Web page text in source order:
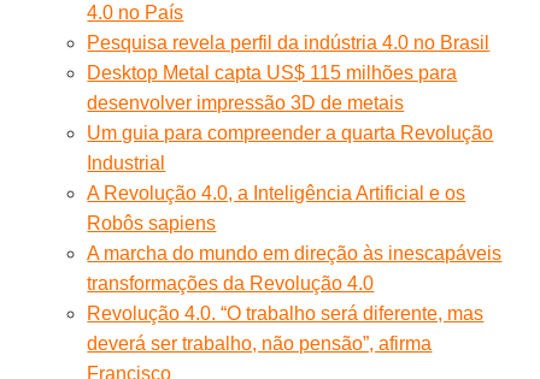
4.0 no País
Pesquisa revela perfil da indústria 4.0 no Brasil
Desktop Metal capta US$ 115 milhões para
desenvolver impressão 3D de metais
Um guia para compreender a quarta Revolução
Industrial
A Revolução 4.0, a Inteligência Artificial e os
Robôs sapiens
A marcha do mundo em direção às inescapáveis
transformações da Revolução 4.0
Revolução 4.0. “O trabalho será diferente, mas
deverá ser trabalho, não pensão”, afirma
Francisco